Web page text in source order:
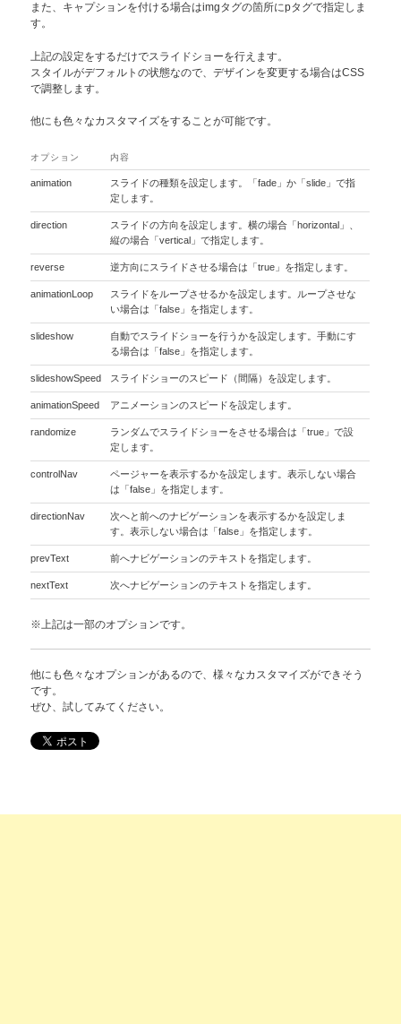
また、キャプションを付ける場合はimgタグの箇所にpタグで指定しま
す。
上記の設定をするだけでスライドショーを行えます。
スタイルがデフォルトの状態なので、デザインを変更する場合はCSS
で調整します。
他にも色々なカスタマイズをすることが可能です。
オプション 内容
animation
スライドの種類を設定します。「fade」か「slide」で指
定します。
direction
スライドの方向を設定します。横の場合「horizontal」、
縦の場合「vertical」で指定します。
reverse 逆方向にスライドさせる場合は「true」を指定します。
animationLoop
スライドをループさせるかを設定します。ループさせな
い場合は「false」を指定します。
slideshow
自動でスライドショーを行うかを設定します。手動にす
る場合は「false」を指定します。
slideshowSpeed スライドショーのスピード（間隔）を設定します。
animationSpeed アニメーションのスピードを設定します。
randomize
ランダムでスライドショーをさせる場合は「true」で設
定します。
controlNav
ページャーを表示するかを設定します。表示しない場合
は「false」を指定します。
directionNav
次へと前へのナビゲーションを表示するかを設定しま
す。表示しない場合は「false」を指定します。
prevText 前へナビゲーションのテキストを指定します。
nextText 次へナビゲーションのテキストを指定します。
※上記は一部のオプションです。
他にも色々なオプションがあるので、様々なカスタマイズができそう
です。
ぜひ、試してみてください。